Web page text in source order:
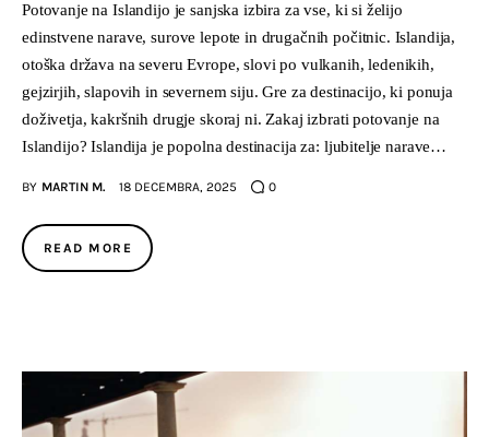
Potovanje na Islandijo je sanjska izbira za vse, ki si želijo
edinstvene narave, surove lepote in drugačnih počitnic. Islandija,
otoška država na severu Evrope, slovi po vulkanih, ledenikih,
gejzirjih, slapovih in severnem siju. Gre za destinacijo, ki ponuja
doživetja, kakršnih drugje skoraj ni. Zakaj izbrati potovanje na
Islandijo? Islandija je popolna destinacija za: ljubitelje narave…
BY MARTIN M. 18 DECEMBRA, 2025 0
READ MORE